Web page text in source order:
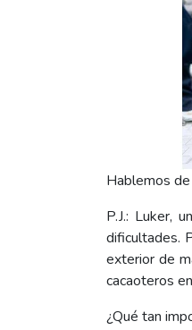
Hablemos
P.J.: Luker,
dificultades.
exterior de
cacaoteros
¿Qué tan